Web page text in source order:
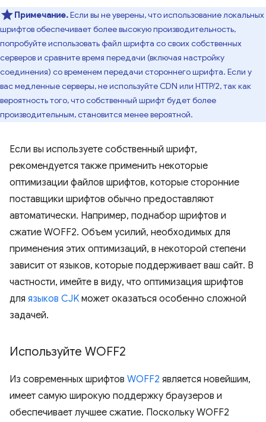
Примечание.Если вы не уверены, что использование локальных
шрифтов обеспечивает более высокую производительность,
попробуйте использовать файл шрифта со своих собственных
серверов и сравните время передачи (включая настройку
соединения) со временем передачи стороннего шрифта. Если у
вас медленные серверы, не используйте CDN или HTTP/2, так как
вероятность того, что собственный шрифт будет более
производительным, становится менее вероятной.
Если вы используете собственный шрифт,
рекомендуется также применить некоторые
оптимизации файлов шрифтов, которые сторонние
поставщики шрифтов обычно предоставляют
автоматически. Например, поднабор шрифтов и
сжатие WOFF2. Объем усилий, необходимых для
применения этих оптимизаций, в некоторой степени
зависит от языков, которые поддерживает ваш сайт. В
частности, имейте в виду, что оптимизация шрифтов
для языков CJK может оказаться особенно сложной
задачей.
Используйте WOFF2
Из современных шрифтов WOFF2 является новейшим,
имеет самую широкую поддержку браузеров и
обеспечивает лучшее сжатие. Поскольку WOFF2